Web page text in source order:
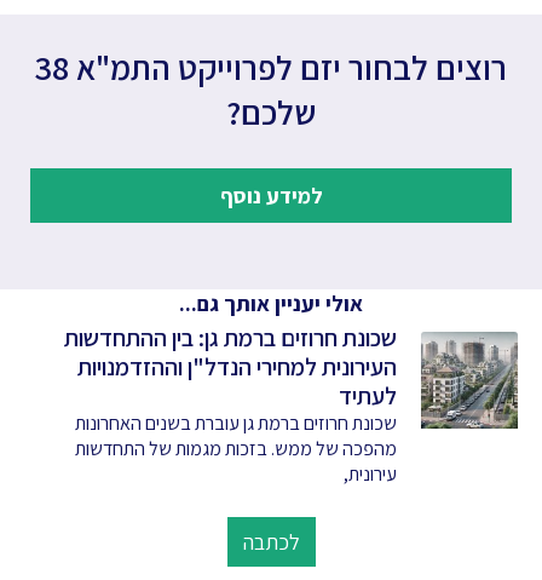
רוצים לבחור יזם לפרוייקט התמ"א 38
שלכם?
למידע נוסף
אולי יעניין אותך גם...
שכונת חרוזים ברמת גן: בין ההתחדשות
העירונית למחירי הנדל"ן וההזדמנויות
לעתיד
שכונת חרוזים ברמת גן עוברת בשנים האחרונות
מהפכה של ממש. בזכות מגמות של התחדשות
עירונית,
לכתבה